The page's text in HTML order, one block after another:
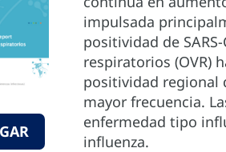
impulsada
positividad de
respiratorios (OVR)
positividad regional
mayor frecuencia.
enfermedad tipo
influenza.